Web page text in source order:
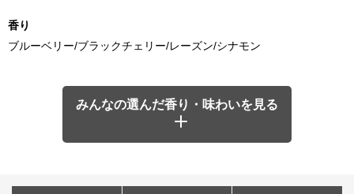
香り
ブルーベリー/ブラックチェリー/レーズン/シナモン
みんなの選んだ香り・味わいを見る